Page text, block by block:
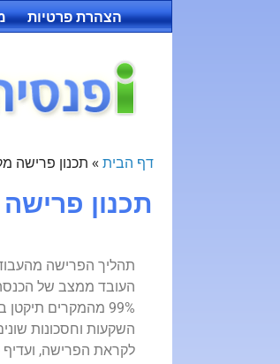
הצהרת פרטיות
דף הבית» תכנון פרישה
תכנון
תהליך הפרישה
העובד ממצב של
99% מהמקרים
השקעות וחסכונות